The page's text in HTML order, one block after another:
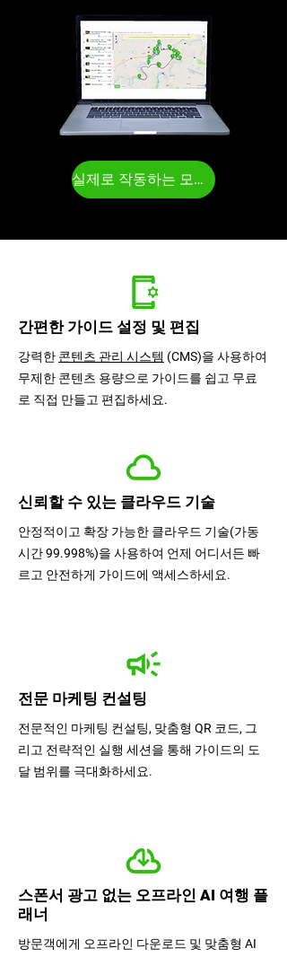
실제로 작동하는 모습을 확인해 보세요
간편한 가이드 설정 및 편집
강력한 콘텐츠 관리 시스템 (CMS)을 사용하여
무제한 콘텐츠 용량으로 가이드를 쉽고 무료
로 직접 만들고 편집하세요.
신뢰할 수 있는 클라우드 기술
안정적이고 확장 가능한 클라우드 기술(가동
시간 99.998%)을 사용하여 언제 어디서든 빠
르고 안전하게 가이드에 액세스하세요.
전문 마케팅 컨설팅
전문적인 마케팅 컨설팅, 맞춤형 QR 코드, 그
리고 전략적인 실행 세션을 통해 가이드의 도
달 범위를 극대화하세요.
스폰서 광고 없는 오프라인 AI 여행 플
래너
방문객에게 오프라인 다운로드 및 맞춤형 AI